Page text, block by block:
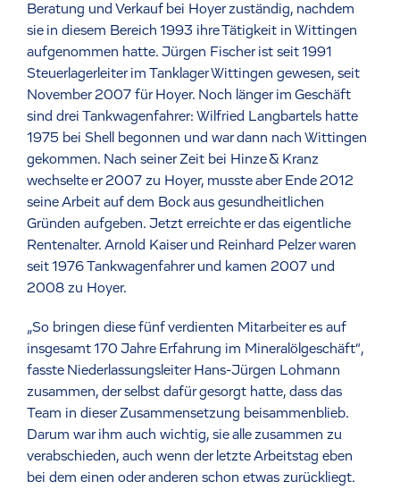
Beratung und Verkauf bei Hoyer zuständig, nachdem
sie in diesem Bereich 1993 ihre Tätigkeit in Wittingen
aufgenommen hatte. Jürgen Fischer ist seit 1991
Steuerlagerleiter im Tanklager Wittingen gewesen, seit
November 2007 für Hoyer. Noch länger im Geschäft
sind drei Tankwagenfahrer: Wilfried Langbartels hatte
1975 bei Shell begonnen und war dann nach Wittingen
gekommen. Nach seiner Zeit bei Hinze & Kranz
wechselte er 2007 zu Hoyer, musste aber Ende 2012
seine Arbeit auf dem Bock aus gesundheitlichen
Gründen aufgeben. Jetzt erreichte er das eigentliche
Rentenalter. Arnold Kaiser und Reinhard Pelzer waren
seit 1976 Tankwagenfahrer und kamen 2007 und
2008 zu Hoyer.
„So bringen diese fünf verdienten Mitarbeiter es auf
insgesamt 170 Jahre Erfahrung im Mineralölgeschäft“,
fasste Niederlassungsleiter Hans-Jürgen Lohmann
zusammen, der selbst dafür gesorgt hatte, dass das
Team in dieser Zusammensetzung beisammenblieb.
Darum war ihm auch wichtig, sie alle zusammen zu
verabschieden, auch wenn der letzte Arbeitstag eben
bei dem einen oder anderen schon etwas zurückliegt.